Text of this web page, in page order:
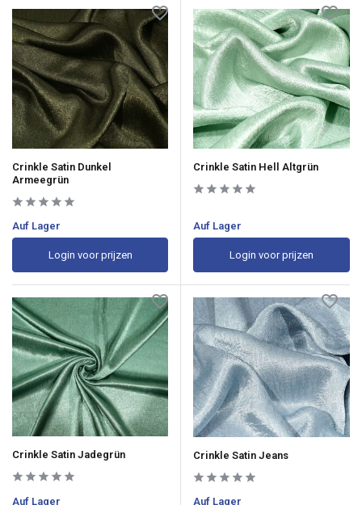
Crinkle Satin Dunkel
Armeegrün
Auf Lager
Login voor prijzen
Crinkle Satin Hell Altgrün
Auf Lager
Login voor prijzen
Crinkle Satin Jadegrün
Auf Lager
Crinkle Satin Jeans
Auf Lager